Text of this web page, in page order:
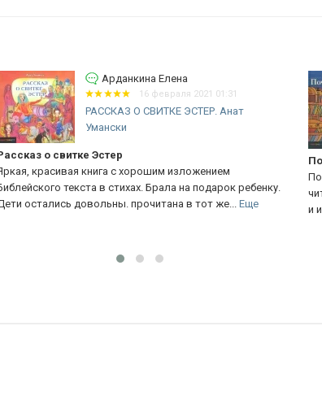
Арданкина Елена
16 февраля 2021 01:12
ПОЧЕМУ НОЙ ВЫБРАЛ ГОЛУБЯ.
Исаак Зингер
Почему Ной выбрал голубя
Подарила книгу племяннику, который только учится
читать. Шрифт прекрасный, иллюстрации очень хороши
и изложение Библейского текста для ребенка...Еще